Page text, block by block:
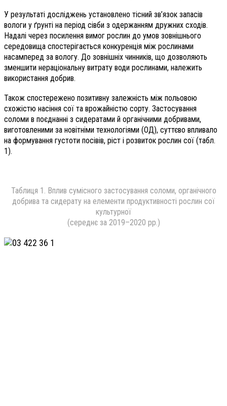
У результаті досліджень установлено тісний зв’язок запасів
вологи у ґрунті на період сівби з одержанням дружних сходів.
Надалі через посилення вимог рослин до умов зовнішнього
середовища спостерігається конкуренція між рослинами
насамперед за вологу. До зовнішніх чинників, що дозволяють
зменшити нераціональну витрату води рослинами, належить
використання добрив.
Також спостережено позитивну залежність між польовою
схожістю насіння сої та врожайністю сорту. Застосування
соломи в поєднанні з сидератами й органічними добривами,
виготовленими за новітніми технологіями (ОД), суттєво впливало
на формування густоти посівів, ріст і розвиток рослин сої (табл.
1).
Таблиця 1. Вплив сумісного застосування соломи, органічного
добрива та сидерату на елементи продуктивності рослин сої
культурної
(середнє за 2019–2020 рр.)